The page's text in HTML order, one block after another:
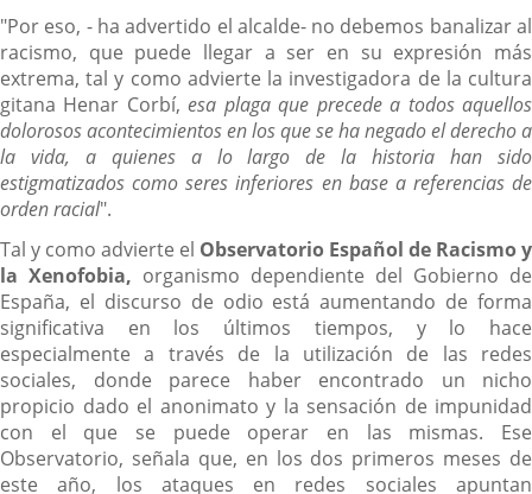
"Por eso, - ha advertido el alcalde- no debemos banalizar al
racismo, que puede llegar a ser en su expresión más
extrema, tal y como advierte la investigadora de la cultura
gitana Henar Corbí,esa plaga que precede a todos aquellos
dolorosos acontecimientos en los que se ha negado el derecho a
la vida, a quienes a lo largo de la historia han sido
estigmatizados como seres inferiores en base a referencias de
orden racial".
Tal y como advierte el Observatorio Español de Racismo y
la Xenofobia, organismo dependiente del Gobierno de
España, el discurso de odio está aumentando de forma
significativa en los últimos tiempos, y lo hace
especialmente a través de la utilización de las redes
sociales, donde parece haber encontrado un nicho
propicio dado el anonimato y la sensación de impunidad
con el que se puede operar en las mismas. Ese
Observatorio, señala que, en los dos primeros meses de
este año, los ataques en redes sociales apuntan